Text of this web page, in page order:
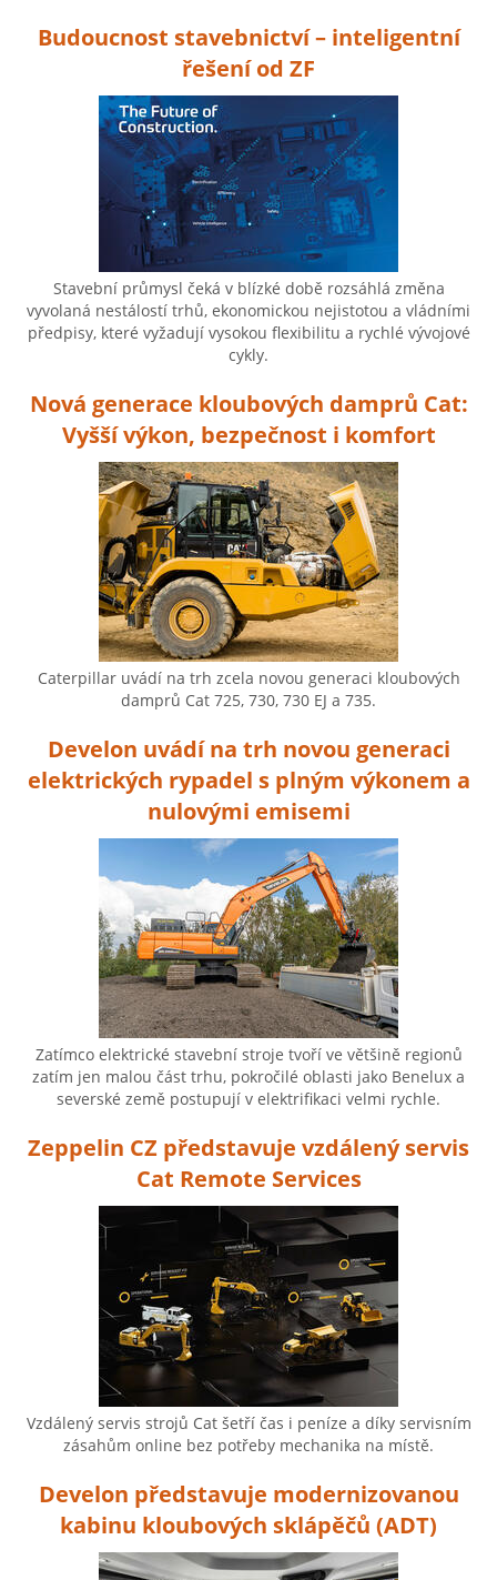
Budoucnost stavebnictví – inteligentní
řešení od ZF
Stavební průmysl čeká v blízké době rozsáhlá změna
vyvolaná nestálostí trhů, ekonomickou nejistotou a vládními
předpisy, které vyžadují vysokou flexibilitu a rychlé vývojové
cykly.
Nová generace kloubových damprů Cat:
Vyšší výkon, bezpečnost i komfort
Caterpillar uvádí na trh zcela novou generaci kloubových
damprů Cat 725, 730, 730 EJ a 735.
Develon uvádí na trh novou generaci
elektrických rypadel s plným výkonem a
nulovými emisemi
Zatímco elektrické stavební stroje tvoří ve většině regionů
zatím jen malou část trhu, pokročilé oblasti jako Benelux a
severské země postupují v elektrifikaci velmi rychle.
Zeppelin CZ představuje vzdálený servis
Cat Remote Services
Vzdálený servis strojů Cat šetří čas i peníze a díky servisním
zásahům online bez potřeby mechanika na místě.
Develon představuje modernizovanou
kabinu kloubových sklápěčů (ADT)